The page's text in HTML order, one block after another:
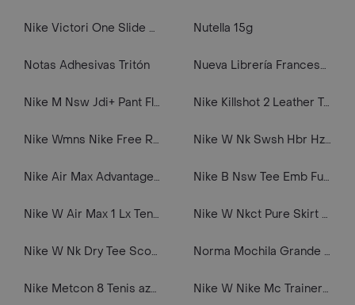
Nike Victori One Slide Sandalias rojo de mujer para natacion Nutella 15g
Notas Adhesivas Tritón Nueva Librería Francesa Dados Marbelizado Color Salmón
Nike M Nsw Jdi+ Pant Flc Mix Pantalón gris de hombre lifestyle Nike Killshot 2 Leather Trk3 Tenis blanco de hombre lifestyle
Nike Wmns Nike Free Rn Flyknit 2018 Tenis negro de mujer para correr Nike W Nk Swsh Hbr Hz Mid Camiseta Manga Larga Rosado De Mujer Para Correr
Nike Air Max Advantage 4 Tenis blanco de hombre lifestyle Nike B Nsw Tee Emb Futura Camiseta Manga Corta azul de niño lifestyle
Nike W Air Max 1 Lx Tenis rosado de mujer lifestyle Nike W Nkct Pure Skirt Pr Falda multicolor de mujer para tenis
Nike W Nk Dry Tee Scoop Swoosh Xdye Camiseta Manga Corta gris de mujer para entrenamiento Norma Mochila Grande Kiut Believe
Nike Metcon 8 Tenis azul de hombre para entrenamiento Nike W Nike Mc Trainer 3 Tenis morado de mujer para entrenamiento